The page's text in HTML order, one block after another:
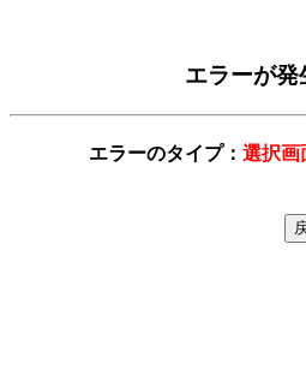
エラーが発
エラーのタイプ： 選択画